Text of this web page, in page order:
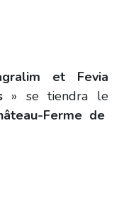
et Fevia
» se tiendra le
Ferme de